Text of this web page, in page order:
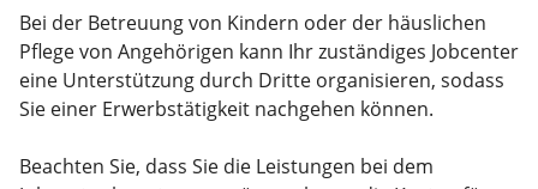
Bei der Betreuung von Kindern oder der häuslichen
Pflege von Angehörigen kann Ihr zuständiges Jobcenter
eine Unterstützung durch Dritte organisieren, sodass
Sie einer Erwerbstätigkeit nachgehen können.
Beachten Sie, dass Sie die Leistungen bei dem